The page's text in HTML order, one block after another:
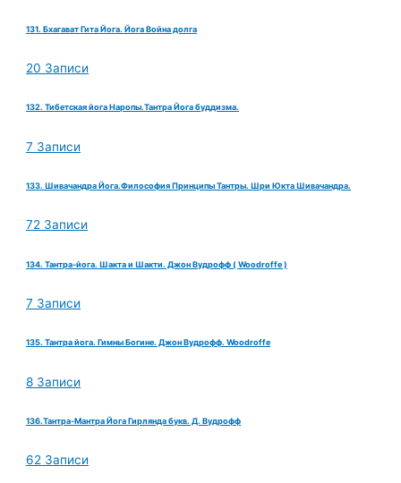
131. Бхагават Гита Йога. Йога Война долга
20 Записи
132. Тибетская йога Наропы.Тантра Йога буддизма.
7 Записи
133. Шивачандра Йога.Философия Принципы Тантры. Шри Юкта Шивачандра.
72 Записи
134. Тантра-йога. Шакта и Шакти. Джон Вудрофф ( Woodroffe )
7 Записи
135. Тантра йога. Гимны Богине. Джон Вудрофф. Woodroffe
8 Записи
136.Тантра-Мантра Йога Гирлянда букв. Д. Вудрофф
62 Записи